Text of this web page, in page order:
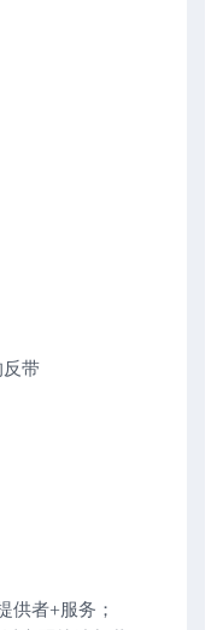
反带
供者+服务；